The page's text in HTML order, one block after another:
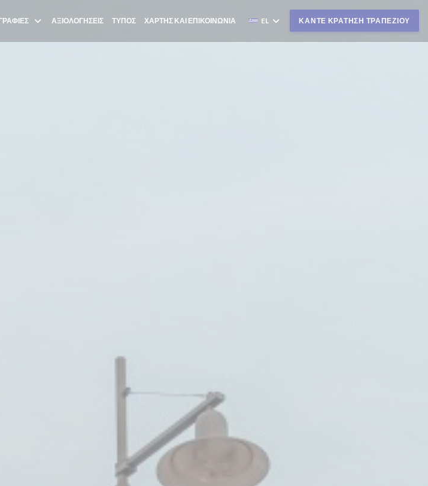
ΑΞΙΟΛΟΓΉΣΕΙΣ ΤΎΠΟΣ ΧΆΡΤΗΣ ΚΑΙ ΕΠΙΚΟΙΝΩΝΊΑ EL ΚΆΝΤΕ ΚΡΆΤΗΣΗ ΤΡΑΠΕΖΙΟΎ